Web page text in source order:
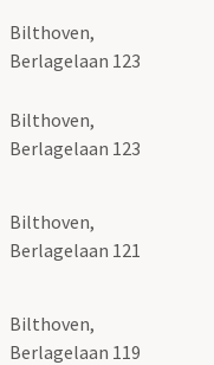
Bilthoven,
Berlagelaan 123
Bilthoven,
Berlagelaan 123
Bilthoven,
Berlagelaan 121
Bilthoven,
Berlagelaan 119